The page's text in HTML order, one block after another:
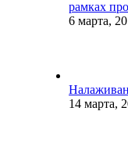
рамках
6 марта,
14 марта,